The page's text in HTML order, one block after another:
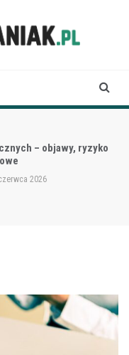
– objawy, ryzyko
2026